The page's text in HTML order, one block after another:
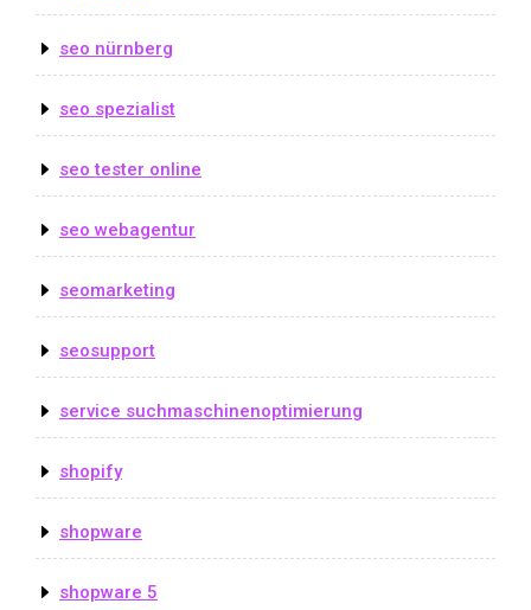
seo nürnberg
seo spezialist
seo tester online
seo webagentur
seomarketing
seosupport
service suchmaschinenoptimierung
shopify
shopware
shopware 5